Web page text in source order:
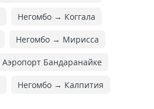
Негомбо → Коггала
Негомбо → Мирисса
Бандаранайке
Негомбо → Калпития